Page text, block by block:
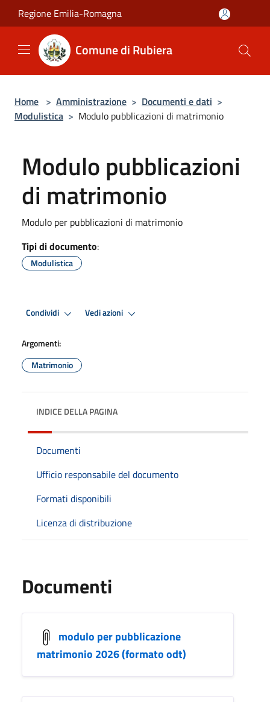
Salta al contenuto principale
Regione Emilia-Romagna
Comune di Rubiera
Home > Amministrazione > Documenti e dati >
Modulistica > Modulo pubblicazioni di matrimonio
Modulo pubblicazioni
di matrimonio
Modulo per pubblicazioni di matrimonio
Tipi di documento:
Modulistica
Condividi Vedi azioni
Argomenti:
Matrimonio
INDICE DELLA PAGINA
Documenti
Ufficio responsabile del documento
Formati disponibili
Licenza di distribuzione
Documenti
modulo per pubblicazione
matrimonio 2026 (formato odt)